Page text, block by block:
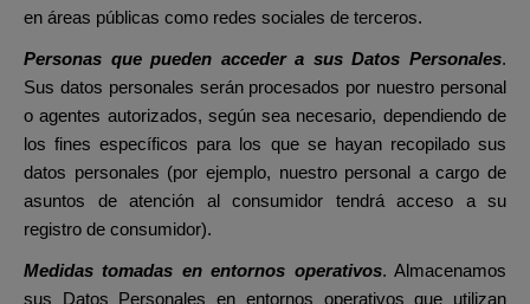
en áreas públicas como redes sociales de terceros.
Personas que pueden acceder a sus Datos Personales.
Sus datos personales serán procesados por nuestro personal
o agentes autorizados, según sea necesario, dependiendo de
los fines específicos para los que se hayan recopilado sus
datos personales (por ejemplo, nuestro personal a cargo de
asuntos de atención al consumidor tendrá acceso a su
registro de consumidor).
Medidas tomadas en entornos operativos. Almacenamos
sus Datos Personales en entornos operativos que utilizan